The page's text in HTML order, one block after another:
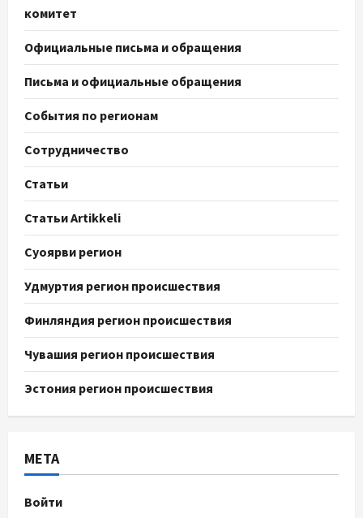
комитет
Официальные письма и обращения
Письма и официальные обращения
События по регионам
Сотрудничество
Статьи
Статьи Artikkeli
Суоярви регион
Удмуртия регион происшествия
Финляндия регион происшествия
Чувашия регион происшествия
Эстония регион происшествия
МЕТА
Войти